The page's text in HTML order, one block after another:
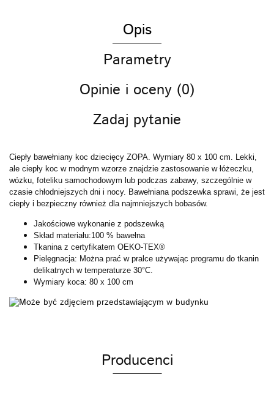
Opis
Parametry
Opinie i oceny (0)
Zadaj pytanie
Ciepły bawełniany koc dziecięcy ZOPA. Wymiary 80 x 100 cm. Lekki,
ale ciepły koc w modnym wzorze znajdzie zastosowanie w łóżeczku,
wózku, foteliku samochodowym lub podczas zabawy, szczególnie w
czasie chłodniejszych dni i nocy. Bawełniana podszewka sprawi, że jest
ciepły i bezpieczny również dla najmniejszych bobasów.
Jakościowe wykonanie z podszewką
Skład materiału:100 % bawełna
Tkanina z certyfikatem OEKO-TEX®
Pielęgnacja: Można prać w pralce używając programu do tkanin
delikatnych w temperaturze 30°C.
Wymiary koca: 80 x 100 cm
Producenci